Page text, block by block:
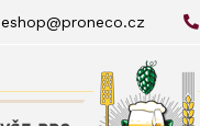
eshop@proneco.cz